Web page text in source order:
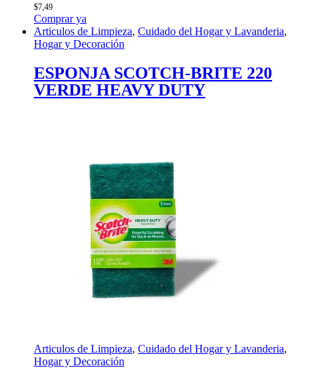
$7,49
Comprar ya
Articulos de Limpieza, Cuidado del Hogar y Lavanderia,
Hogar y Decoración
ESPONJA SCOTCH-BRITE 220
VERDE HEAVY DUTY
Articulos de Limpieza, Cuidado del Hogar y Lavanderia,
Hogar y Decoración